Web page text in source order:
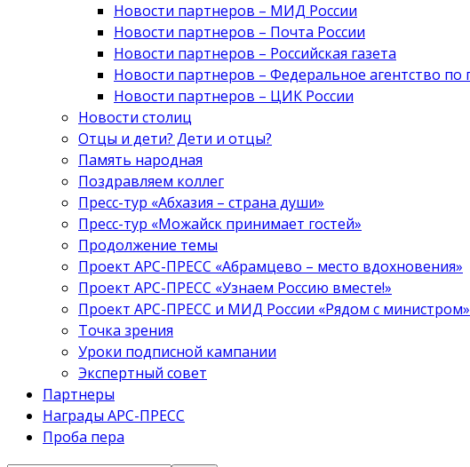
Новости партнеров – МИД России
Новости партнеров – Почта России
Новости партнеров – Российская газета
Новости партнеров – Федеральное агентство
Новости партнеров – ЦИК России
Новости столиц
Отцы и дети? Дети и отцы?
Память народная
Поздравляем коллег
Пресс-тур «Абхазия – страна души»
Пресс-тур «Можайск принимает гостей»
Продолжение темы
Проект АРС-ПРЕСС «Абрамцево – место вдохновения»
Проект АРС-ПРЕСС «Узнаем Россию вместе!»
Проект АРС-ПРЕСС и МИД России «Рядом с министром»
Точка зрения
Уроки подписной кампании
Экспертный совет
Партнеры
Награды АРС-ПРЕСС
Проба пера